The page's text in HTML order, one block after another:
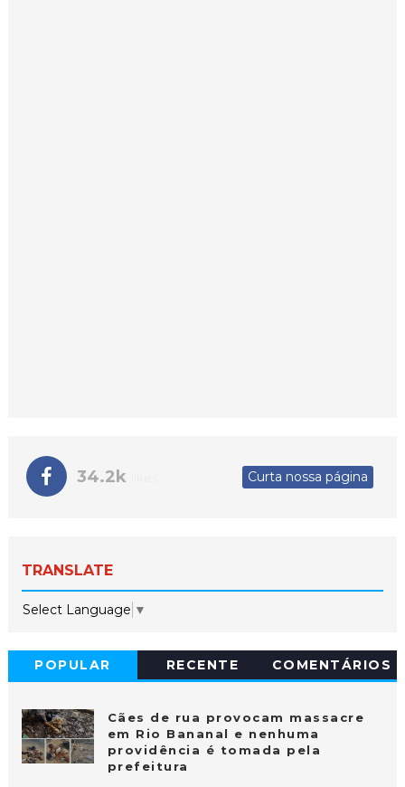
34.2k Curta nossa página
TRANSLATE
Select Language ▼
POPULAR RECENTE COMENTÁRIOS
Cães de rua provocam massacre
em Rio Bananal e nenhuma
providência é tomada pela
prefeitura